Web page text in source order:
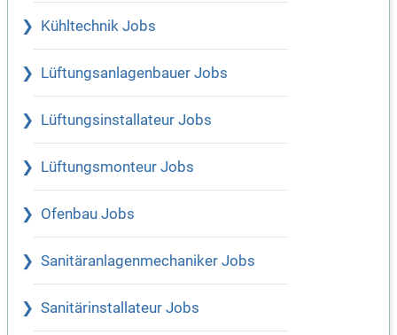
Kühltechnik Jobs
Lüftungsanlagenbauer Jobs
Lüftungsinstallateur Jobs
Lüftungsmonteur Jobs
Ofenbau Jobs
Sanitäranlagenmechaniker Jobs
Sanitärinstallateur Jobs